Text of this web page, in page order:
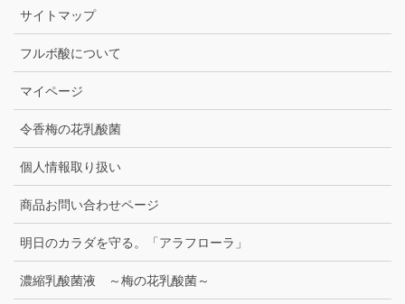
サイトマップ
フルボ酸について
マイページ
令香梅の花乳酸菌
個人情報取り扱い
商品お問い合わせページ
明日のカラダを守る。「アラフローラ」
濃縮乳酸菌液 ～梅の花乳酸菌～